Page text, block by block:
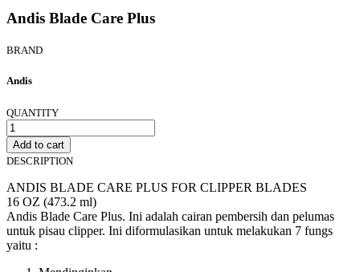
Andis Blade Care Plus
BRAND
Andis
QUANTITY
Add to cart
DESCRIPTION
ANDIS BLADE CARE PLUS FOR CLIPPER BLADES
16 OZ (473.2 ml)
Andis Blade Care Plus. Ini adalah cairan pembersih dan pelumas
untuk pisau clipper. Ini diformulasikan untuk melakukan 7 fungs
yaitu :